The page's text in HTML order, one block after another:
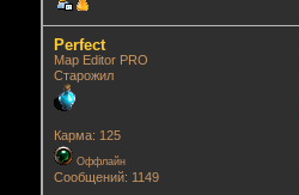
Perfect
Map Editor PRO
Старожил
Карма: 125
Оффлайн
Сообщений: 1149